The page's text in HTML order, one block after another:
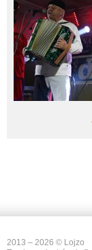
2013 – 2026 © Lojzo